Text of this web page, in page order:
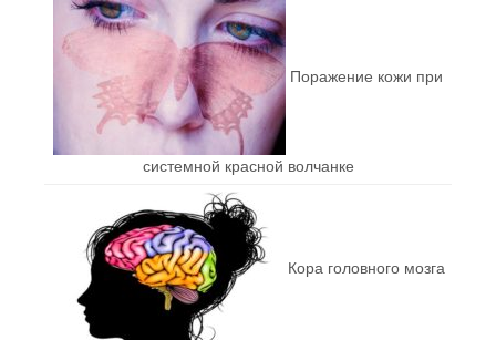
Поражение кожи при
системной красной волчанке
Кора головного мозга